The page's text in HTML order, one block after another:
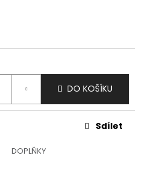
DO KOŠÍKU
DOPLŇKY
Sdílet